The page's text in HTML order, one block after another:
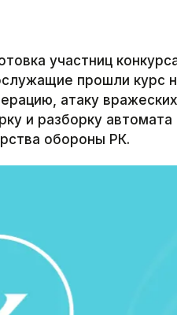
участниц
прошли курс
атаку
и разборку
обороны РК.